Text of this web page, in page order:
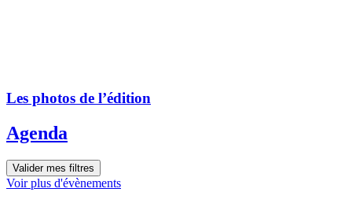
Les photos de l’édition
Agenda
Valider mes filtres
Voir plus d'évènements